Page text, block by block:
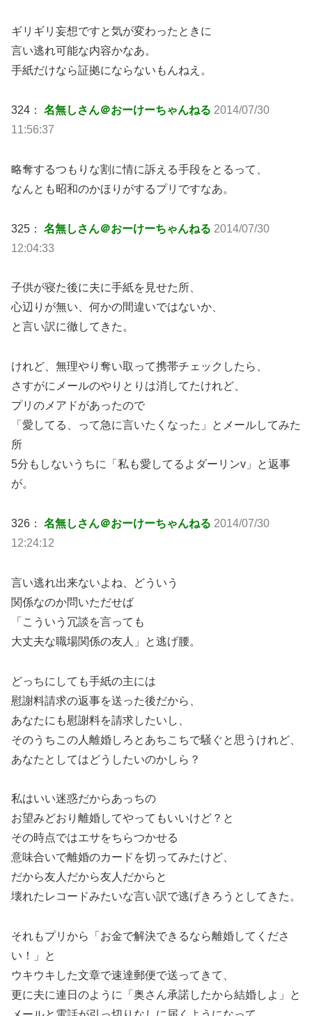
ギリギリ妄想ですと気が変わったときに
言い逃れ可能な内容かなあ。
手紙だけなら証拠にならないもんねえ。
324： 名無しさん＠おーけーちゃんねる 2014/07/30
11:56:37
略奪するつもりな割に情に訴える手段をとるって、
なんとも昭和のかほりがするプリですなあ。
325： 名無しさん＠おーけーちゃんねる 2014/07/30
12:04:33
子供が寝た後に夫に手紙を見せた所、
心辺りが無い、何かの間違いではないか、
と言い訳に徹してきた。
けれど、無理やり奪い取って携帯チェックしたら、
さすがにメールのやりとりは消してたけれど、
プリのメアドがあったので
「愛してる、って急に言いたくなった」とメールしてみた
所
5分もしないうちに「私も愛してるよダーリンv」と返事
が。
326： 名無しさん＠おーけーちゃんねる 2014/07/30
12:24:12
言い逃れ出来ないよね、どういう
関係なのか問いただせば
「こういう冗談を言っても
大丈夫な職場関係の友人」と逃げ腰。
どっちにしても手紙の主には
慰謝料請求の返事を送った後だから、
あなたにも慰謝料を請求したいし、
そのうちこの人離婚しろとあちこちで騒ぐと思うけれど、
あなたとしてはどうしたいのかしら？
私はいい迷惑だからあっちの
お望みどおり離婚してやってもいいけど？と
その時点ではエサをちらつかせる
意味合いで離婚のカードを切ってみたけど、
だから友人だから友人だからと
壊れたレコードみたいな言い訳で逃げきろうとしてきた。
それもプリから「お金で解決できるなら離婚してくださ
い！」と
ウキウキした文章で速達郵便で送ってきて、
更に夫に連日のように「奥さん承諾したから結婚しよ」と